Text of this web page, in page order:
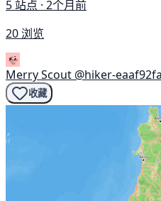
5 站点 · 2个月前
20 浏览
Merry Scout @hiker-eaaf92fa
收藏